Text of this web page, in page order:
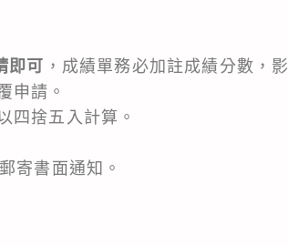
即可 ，成績單務必加註成績分數，影
申請。
四捨五入計算。
寄書面通知。